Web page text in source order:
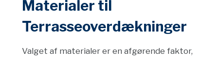
Materialer til
Terrasseoverdækninger
Valget af materialer er en afgørende faktor,